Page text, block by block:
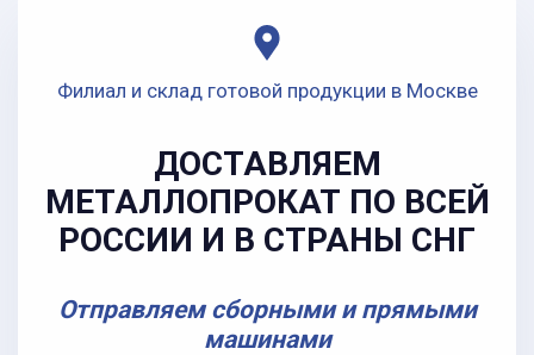
Филиал и склад готовой продукции в Москве
ДОСТАВЛЯЕМ
МЕТАЛЛОПРОКАТ ПО ВСЕЙ
РОССИИ И В СТРАНЫ СНГ
Отправляем сборными и прямыми
машинами